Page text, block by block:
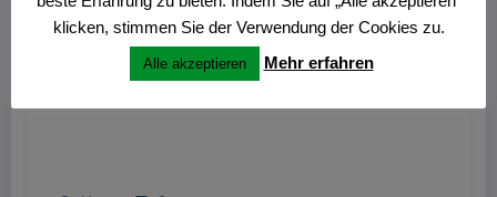
klicken, stimmen Sie der Verwendung der Cookies zu.
Alle akzeptieren Mehr erfahren